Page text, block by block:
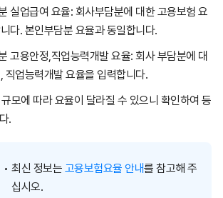
실업급여 요율: 회사부담분에 대한 고용보험 요
다. 본인부담분 요율과 동일합니다.
고용안정,직업능력개발 요율: 회사 부담분에 대
직업능력개발 요율을 입력합니다.
모에 따라 요율이 달라질 수 있으니 확인하여 등
.
최신 정보는 고용보험요율 안내를 참고해 주
십시오.